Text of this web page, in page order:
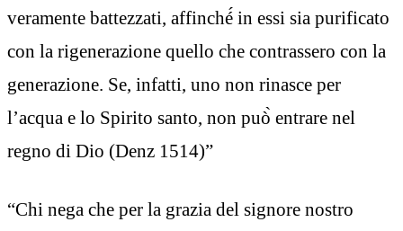
veramente battezzati, affinché́ in essi sia purificato
con la rigenerazione quello che contrassero con la
generazione. Se, infatti, uno non rinasce per
l’acqua e lo Spirito santo, non può̀ entrare nel
regno di Dio (Denz 1514)”
“Chi nega che per la grazia del signore nostro